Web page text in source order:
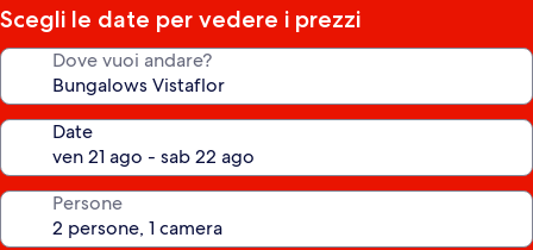
Scegli le date per vedere i prezzi
Dove vuoi andare?
Date
Persone